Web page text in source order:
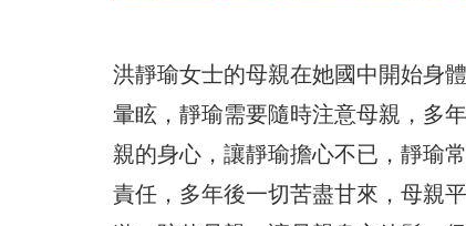
洪靜瑜女士的母親在她國中開始身
暈眩，靜瑜需要隨時注意母親，多
親的身心，讓靜瑜擔心不已，靜瑜
責任，多年後一切苦盡甘來，母親